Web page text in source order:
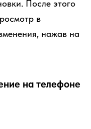
После этого
в
нажав на
на телефоне